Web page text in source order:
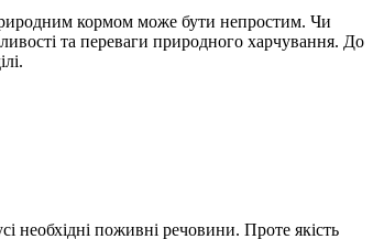
кормом може бути непростим. Чи
та переваги природного харчування. До
необхідні поживні речовини. Проте якість